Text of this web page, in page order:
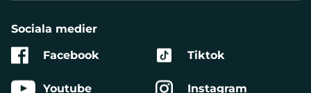
Sociala medier
Facebook
Youtube
Tiktok
Instagram